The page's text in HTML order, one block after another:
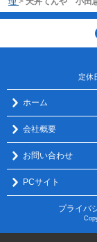
定休
ホーム
会社概要
お問い合わせ
PCサイト
プライバ